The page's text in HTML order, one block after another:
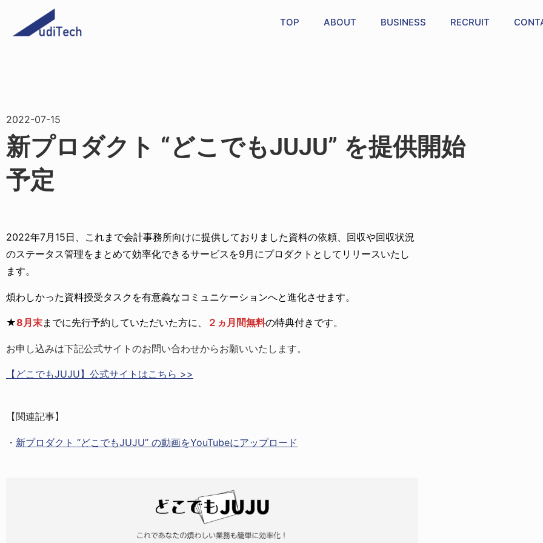
TOP ABOUT BUSINESS RECRUIT
2022-07-15
新プロダクト “どこでもJUJU” を提供開始
予定
2022年7月15日、これまで会計事務所向けに提供しておりました資料の依頼、回収や回収状況
のステータス管理をまとめて効率化できるサービスを9月にプロダクトとしてリリースいたし
ます。
煩わしかった資料授受タスクを有意義なコミュニケーションへと進化させます。
★8月末までに先行予約していただいた方に、 ２ヵ月間無料の特典付きです。
お申し込みは下記公式サイトのお問い合わせからお願いいたします。
【どこでもJUJU】公式サイトはこちら >>
【関連記事】
・ 新プロダクト “どこでもJUJU” の動画をYouTubeにアップロード